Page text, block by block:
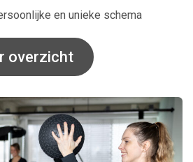
en unieke schema
overzicht